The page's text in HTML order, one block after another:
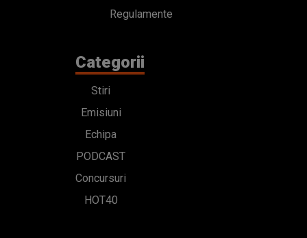
Regulamente
Categorii
Stiri
Emisiuni
Echipa
PODCAST
Concursuri
HOT40